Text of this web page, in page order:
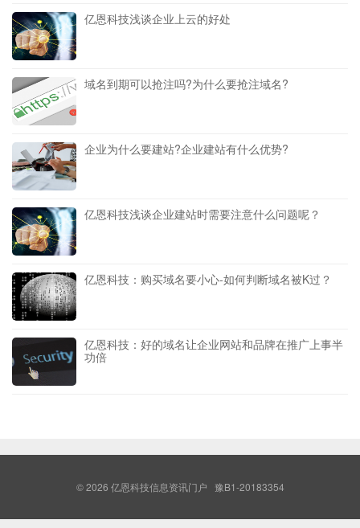
亿恩科技浅谈企业上云的好处
域名到期可以抢注吗?为什么要抢注域名?
企业为什么要建站?企业建站有什么优势?
亿恩科技浅谈企业建站时需要注意什么问题呢？
亿恩科技：购买域名要小心-如何判断域名被K过？
亿恩科技：好的域名让企业网站和品牌在推广上事半
功倍
© 2026 亿恩科技信息资讯门户 豫B1-20183354